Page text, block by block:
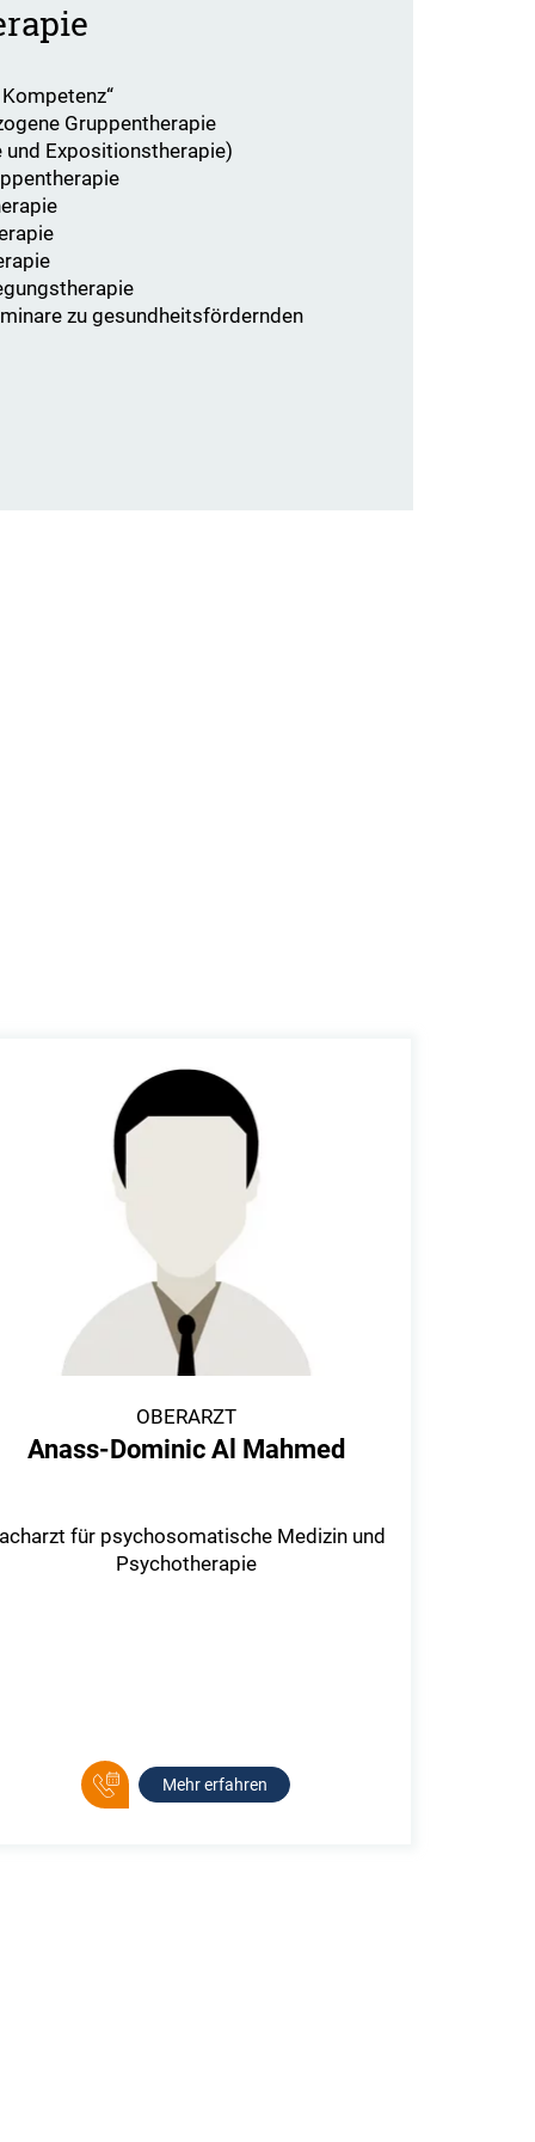
Gruppentherapie
Expositionstherapie)
zu gesundheitsfördernden
OBERARZT
Anass-Dominic Al Mahmed
für psychosomatische Medizin und
Psychotherapie
Mehr erfahren